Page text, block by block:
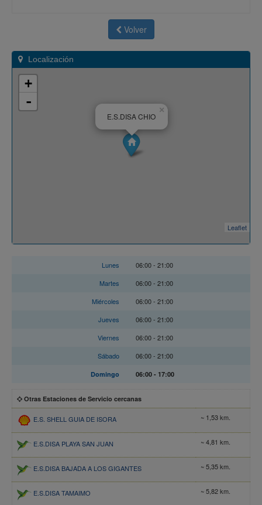
Volver
Localización
×
E.S.DISA CHIO
+
-
Leaflet
Lunes
06:00 - 21:00
Martes
06:00 - 21:00
Miércoles
06:00 - 21:00
Jueves
06:00 - 21:00
Viernes
06:00 - 21:00
Sábado
06:00 - 21:00
Domingo 06:00 - 17:00
Otras Estaciones de Servicio cercanas
E.S. SHELL GUIA DE ISORA ~ 1,53 km.
E.S.DISA PLAYA SAN JUAN ~ 4,81 km.
E.S.DISA BAJADA A LOS GIGANTES ~ 5,35 km.
E.S.DISA TAMAIMO ~ 5,82 km.